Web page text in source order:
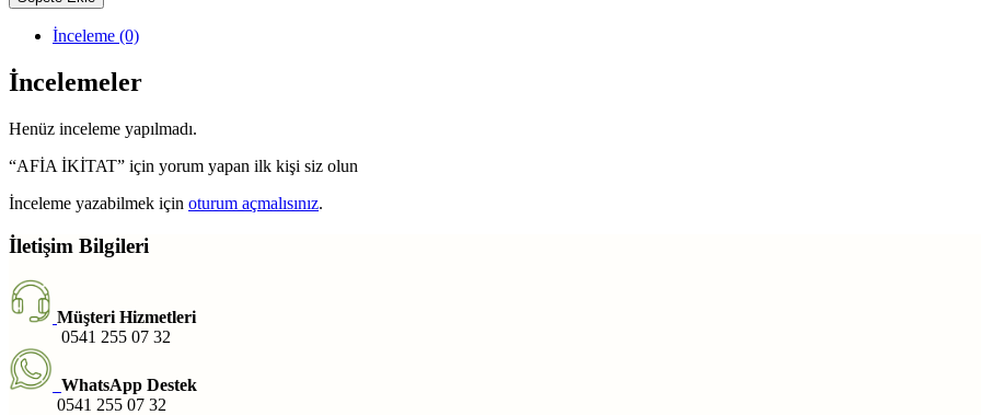
İnceleme (0)
İncelemeler
Henüz inceleme yapılmadı.
“AFİA İKİTAT” için yorum yapan ilk kişi siz olun
İnceleme yazabilmek için oturum açmalısınız.
İletişim Bilgileri
Müşteri Hizmetleri
0541 255 07 32
WhatsApp Destek
0541 255 07 32